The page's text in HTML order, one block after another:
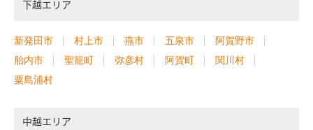
下越エリア
新発田市 村上市 燕市 五泉市
阿賀野市
胎内市
聖籠町 弥彦村 阿賀町
関川村
粟島浦村
中越エリア